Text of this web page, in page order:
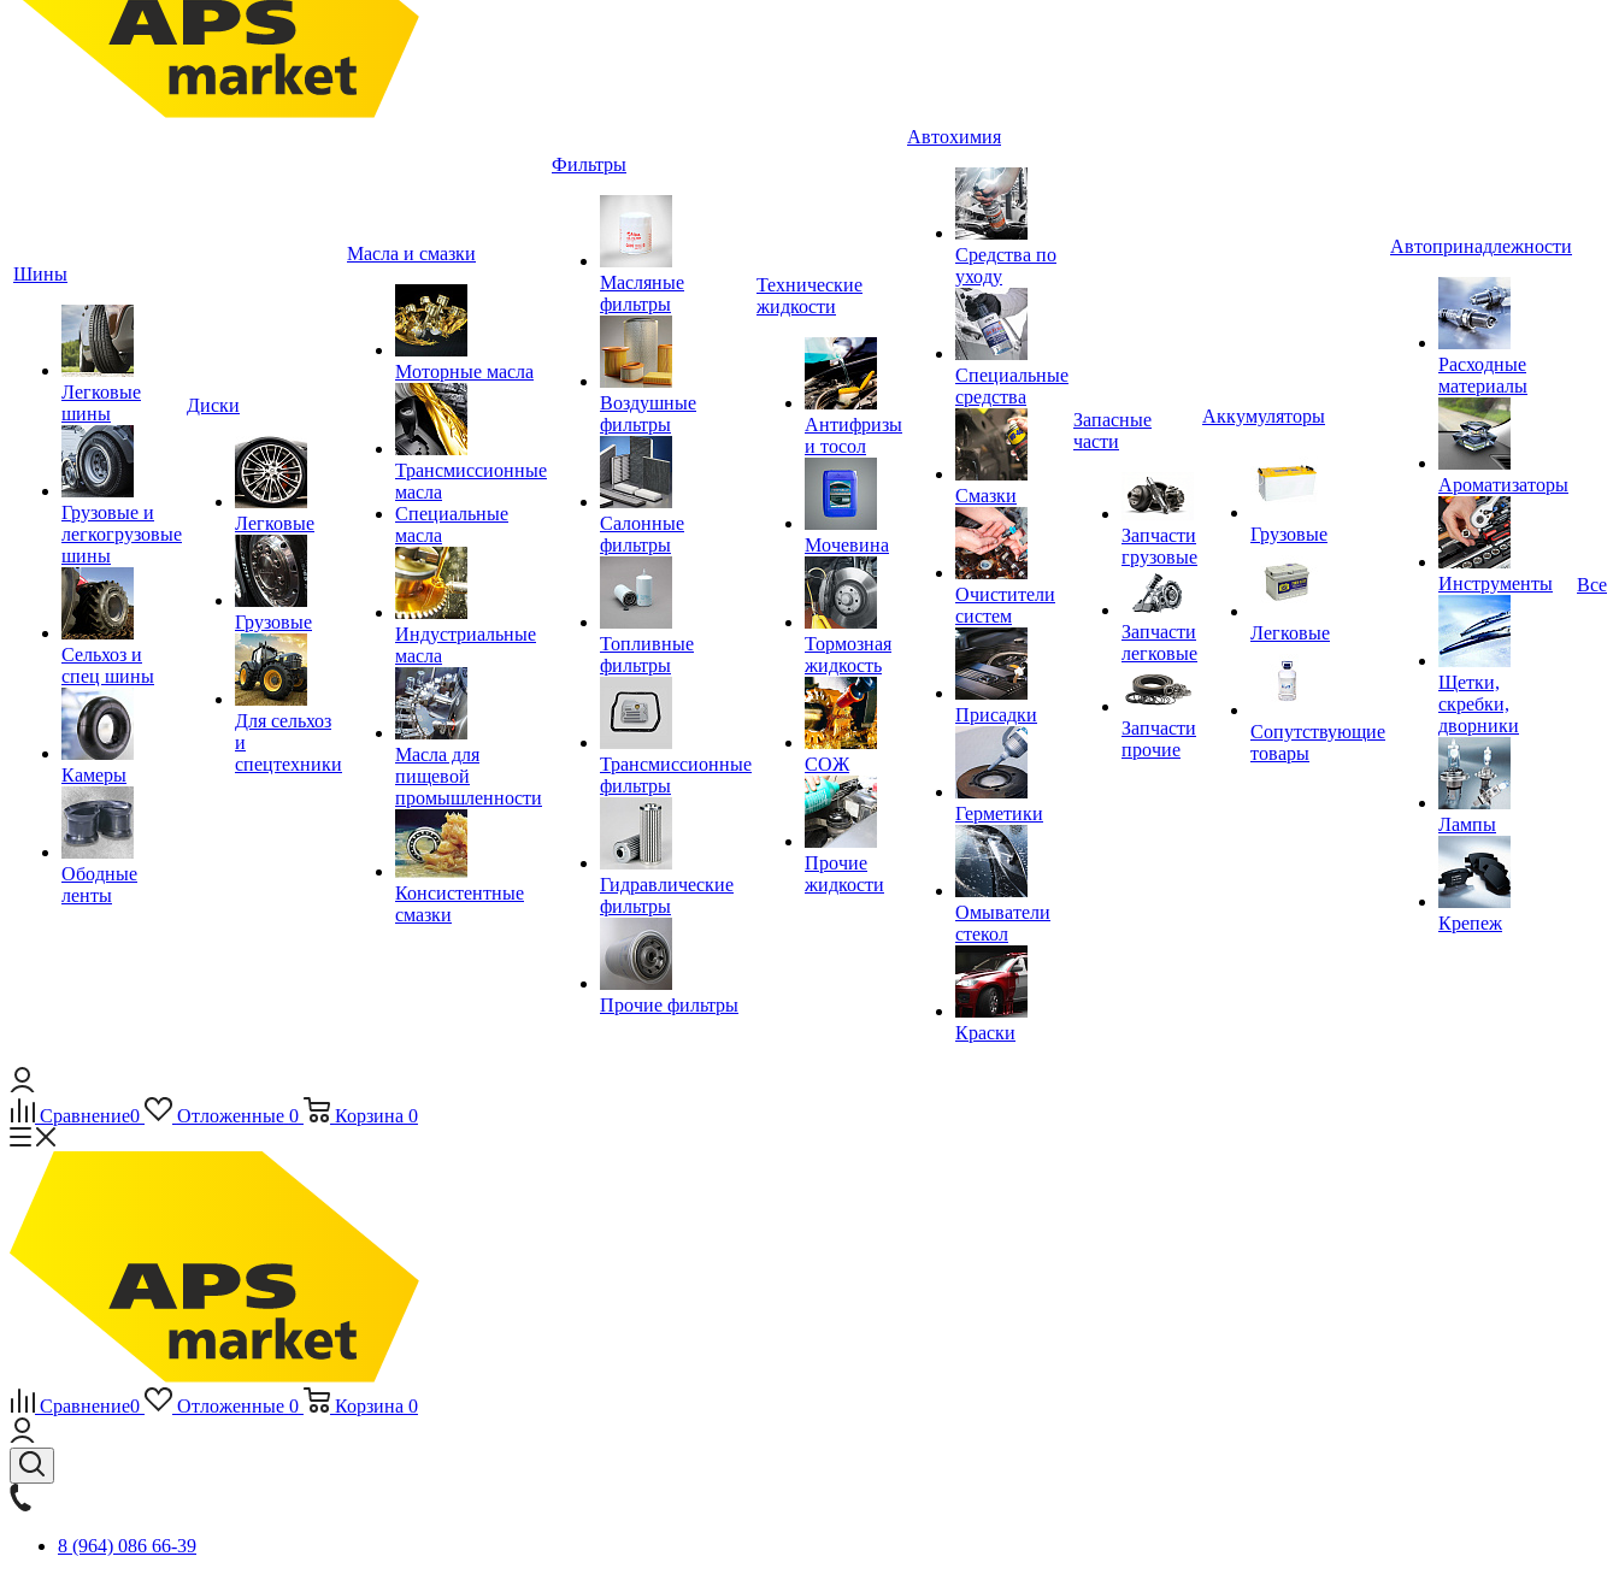
Шины
Легковые
шины
Грузовые и
легкогрузовые
шины
Сельхоз и
спец шины
Камеры
Ободные
ленты
Диски
Легковые
Грузовые
Для сельхоз
и
спецтехники
Масла и смазки
Моторные масла
Трансмиссионные
масла
Специальные
масла
Индустриальные
масла
Масла для
пищевой
промышленности
Консистентные
смазки
Фильтры
Масляные
фильтры
Воздушные
фильтры
Салонные
фильтры
Топливные
фильтры
Трансмиссионные
фильтры
Гидравлические
фильтры
Прочие фильтры
Технические
жидкости
Антифризы
и тосол
Мочевина
Тормозная
жидкость
СОЖ
Прочие
жидкости
Автохимия
Средства по
уходу
Специальные
средства
Смазки
Очистители
систем
Присадки
Герметики
Омыватели
стекол
Краски
Запасные
части
Запчасти
грузовые
Запчасти
легковые
Запчасти
прочие
Аккумуляторы
Грузовые
Легковые
Сопутствующие
товары
Автопринадлежности
Расходные
материалы
Ароматизаторы
Инструменты
Щетки,
скребки,
дворники
Лампы
Крепеж
Все
Сравнение0 Отложенные 0 Корзина 0
Сравнение0 Отложенные 0 Корзина 0
8 (964) 086 66-39